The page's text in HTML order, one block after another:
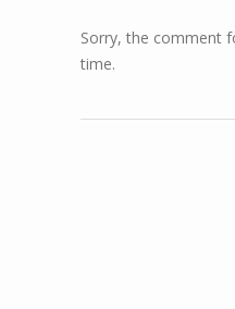
Sorry, the comment
time.